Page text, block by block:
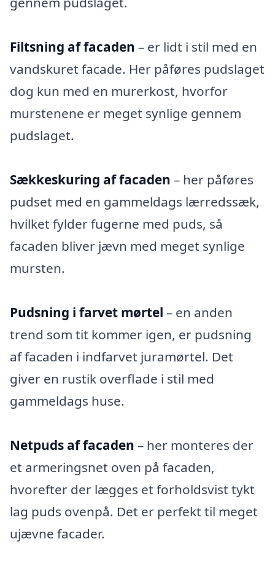
Filtsning af facaden – er lidt i stil med en
vandskuret facade. Her påføres pudslaget
dog kun med en murerkost, hvorfor
murstenene er meget synlige gennem
pudslaget.
Sækkeskuring af facaden – her påføres
pudset med en gammeldags lærredssæk,
hvilket fylder fugerne med puds, så
facaden bliver jævn med meget synlige
mursten.
Pudsning i farvet mørtel – en anden
trend som tit kommer igen, er pudsning
af facaden i indfarvet juramørtel. Det
giver en rustik overflade i stil med
gammeldags huse.
Netpuds af facaden – her monteres der
et armeringsnet oven på facaden,
hvorefter der lægges et forholdsvist tykt
lag puds ovenpå. Det er perfekt til meget
ujævne facader.